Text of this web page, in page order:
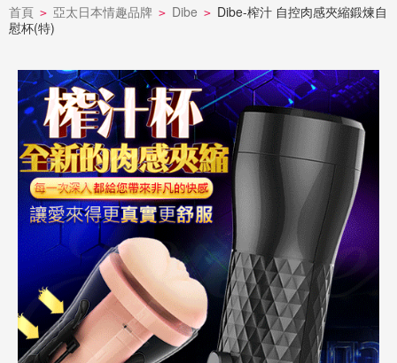
品
上
提
防
詐
騙
電
話
或
簡
訊
批
首頁 > 亞太日本情趣品牌 > Dibe > Dibe-榨汁 自控肉感夾縮鍛煉自
慰杯(特)